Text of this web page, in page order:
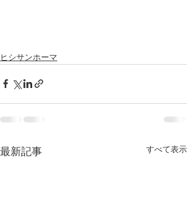
ヒシサンホーマ
最新記事 すべて表示